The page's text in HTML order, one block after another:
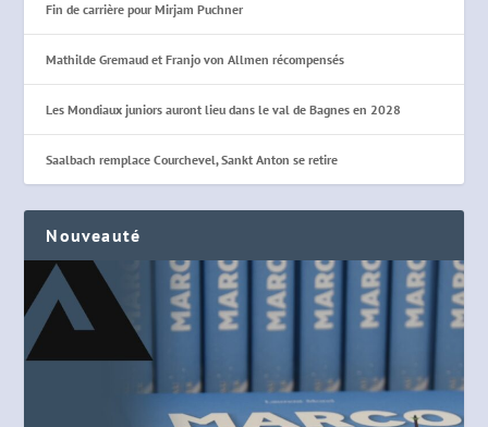
Fin de carrière pour Mirjam Puchner
Mathilde Gremaud et Franjo von Allmen récompensés
Les Mondiaux juniors auront lieu dans le val de Bagnes en 2028
Saalbach remplace Courchevel, Sankt Anton se retire
Nouveauté